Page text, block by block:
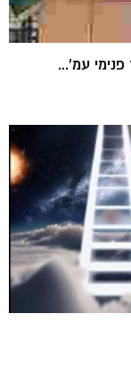
עמ'...